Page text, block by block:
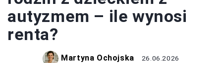
autyzmem – ile wynosi
renta?
Martyna Ochojska 26.06.2026